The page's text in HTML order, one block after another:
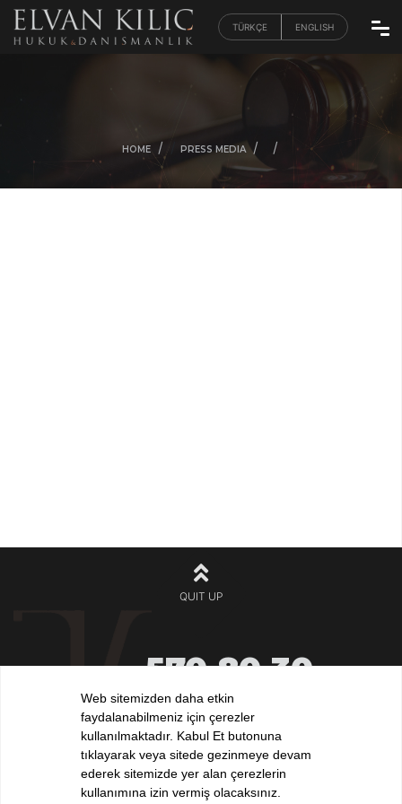
TÜRKÇE ENGLISH
HOME / PRESS MEDIA / /
QUIT UP
570 80 30
+90 532532 32 32
iletisim@elvankilic.com
FOLLOW US !
Web sitemizden daha etkin
faydalanabilmeniz için çerezler
kullanılmaktadır. Kabul Et butonuna
tıklayarak veya sitede gezinmeye devam
ederek sitemizde yer alan çerezlerin
kullanımına izin vermiş olacaksınız.